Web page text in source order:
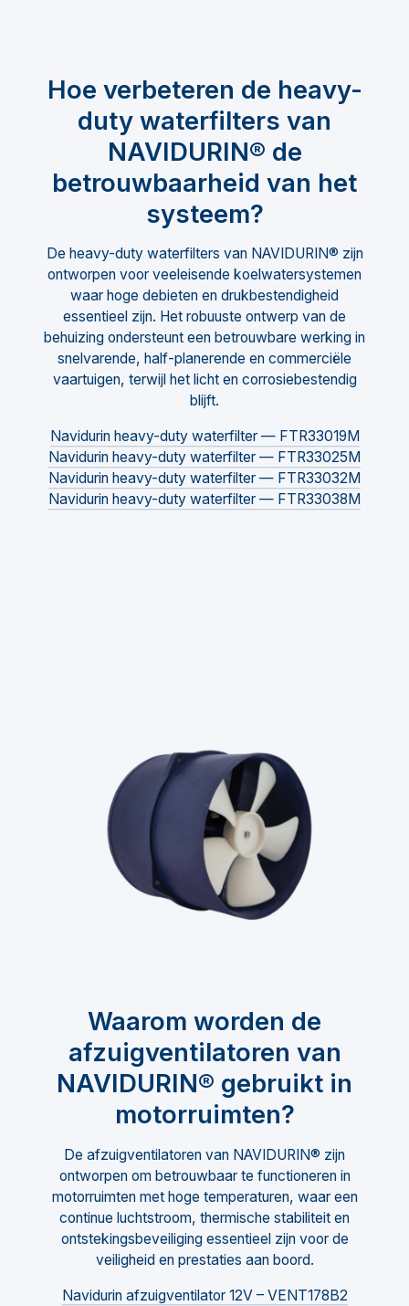
Hoe verbeteren de heavy-
duty waterfilters van
NAVIDURIN® de
betrouwbaarheid van het
systeem?
De heavy-duty waterfilters van NAVIDURIN® zijn
ontworpen voor veeleisende koelwatersystemen
waar hoge debieten en drukbestendigheid
essentieel zijn. Het robuuste ontwerp van de
behuizing ondersteunt een betrouwbare werking in
snelvarende, half-planerende en commerciële
vaartuigen, terwijl het licht en corrosiebestendig
blijft.
Navidurin heavy-duty waterfilter — FTR33019M
Navidurin heavy-duty waterfilter — FTR33025M
Navidurin heavy-duty waterfilter — FTR33032M
Navidurin heavy-duty waterfilter — FTR33038M
Waarom worden de
afzuigventilatoren van
NAVIDURIN® gebruikt in
motorruimten?
De afzuigventilatoren van NAVIDURIN® zijn
ontworpen om betrouwbaar te functioneren in
motorruimten met hoge temperaturen, waar een
continue luchtstroom, thermische stabiliteit en
ontstekingsbeveiliging essentieel zijn voor de
veiligheid en prestaties aan boord.
Navidurin afzuigventilator 12V – VENT178B2